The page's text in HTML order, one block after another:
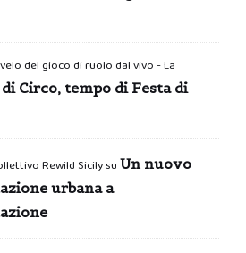
del gioco di ruolo dal vivo - La
Circo, tempo di Festa di
Rewild Sicilysu Un nuovo
urbana a